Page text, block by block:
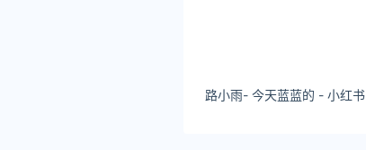
路小雨- 今天蓝蓝的 - 小红书